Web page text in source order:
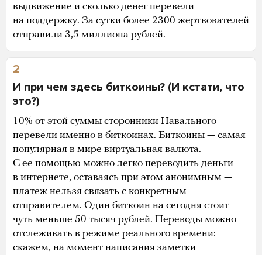
выдвижение и сколько денег перевели
на поддержку. За сутки более 2300 жертвователей
отправили 3,5 миллиона рублей.
2
И при чем здесь биткоины? (И кстати, что
это?)
10% от этой суммы сторонники Навального
перевели именно в биткоинах. Биткоины — самая
популярная в мире виртуальная валюта.
С ее помощью можно легко переводить деньги
в интернете, оставаясь при этом анонимным —
платеж нельзя связать с конкретным
отправителем. Один биткоин на сегодня стоит
чуть меньше 50 тысяч рублей. Переводы можно
отслеживать в режиме реального времени:
скажем, на момент написания заметки